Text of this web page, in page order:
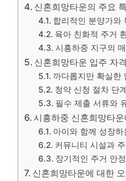
신혼희망타운의 주요
합리적인 분양가와
육아 친화적 주거
시흥하중 지구의
신혼희망타운 입주 자
까다롭지만 확실한
청약 신청 절차 단
필수 제출 서류와
시흥하중 신혼희망타
아이와 함께 성장
커뮤니티 시설과
장기적인 주거 안
신혼희망타운에 대한